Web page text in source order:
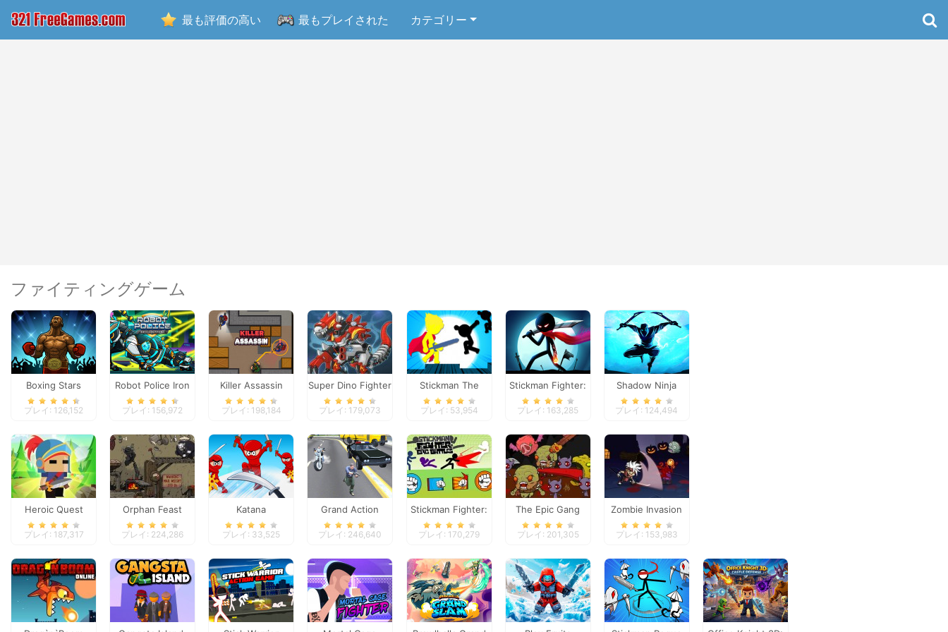
最も評価の高い 最もプレイされた カテゴリー
ファイティングゲーム
Boxing Stars
プレイ: 126,152
Robot Police Iron
Panther
プレイ: 156,972
Killer Assassin
プレイ: 198,184
Super Dino Fighter
プレイ: 179,073
Stickman The
Flash
プレイ: 53,954
Stickman Fighter:
Space War
プレイ: 163,285
Shadow Ninja
Revenge
プレイ: 124,494
Heroic Quest
プレイ: 187,317
Orphan Feast
プレイ: 224,286
Katana
プレイ: 33,525
Grand Action
Crime: New York
プレイ: 246,640
Stickman Fighter:
Epic Battles
プレイ: 170,279
The Epic Gang
プレイ: 201,305
Zombie Invasion
プレイ: 153,983